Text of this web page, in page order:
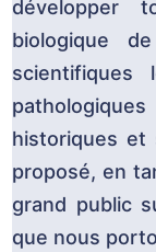
développer
biologique
scientifiques
historiques et
proposé, en
grand public
que nous